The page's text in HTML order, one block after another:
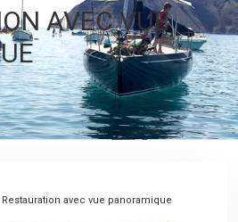
AVEC VUE
avec vue panoramique